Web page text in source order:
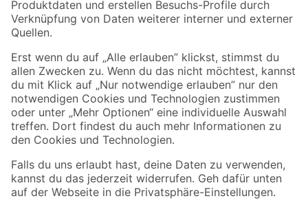
Sicher einkaufen
Jetzt die toom-App herunterladen
Alle Preisangaben in EUR inkl. gesetzl. MwSt.. Die dargestellten Angebote sind unter
Umständen nicht in allen Märkten verfügbar. Die angegebenen Verfügbarkeiten beziehen